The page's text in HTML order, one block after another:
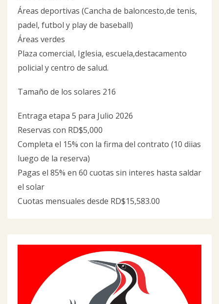
Áreas deportivas (Cancha de baloncesto,de tenis,
padel, futbol y play de baseball)
Áreas verdes
Plaza comercial, Iglesia, escuela,destacamento
policial y centro de salud.
Tamaño de los solares 216
Entraga etapa 5 para Julio 2026
Reservas con RD$5,000
Completa el 15% con la firma del contrato (10 diias
luego de la reserva)
Pagas el 85% en 60 cuotas sin interes hasta saldar
el solar
Cuotas mensuales desde RD$15,583.00